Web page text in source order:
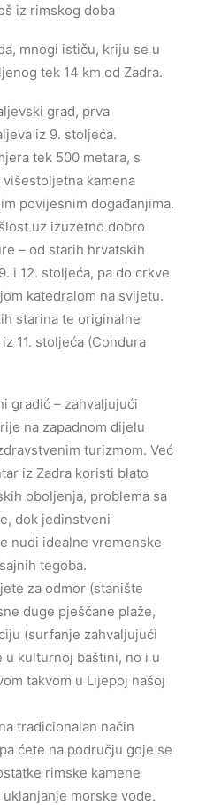
iz rimskog doba
mnogi ističu, kriju se u
tek 14 km od Zadra.
grad, prva
iz 9. stoljeća.
tek 500 metara, s
kamena
povijesnim događanjima.
uz izuzetno dobro
– od starih hrvatskih
i 12. stoljeća, pa do crkve
katedralom na svijetu.
starina te originalne
11. stoljeća (Condura
gradić – zahvaljujući
na zapadnom dijelu
turizmom. Već
iz Zadra koristi blato
oboljenja, problema sa
dok jedinstveni
nudi idealne vremenske
tegoba.
za odmor (stanište
duge pješčane plaže,
(surfanje zahvaljujući
u kulturnoj baštini, no i u
takvom u Lijepoj našoj
tradicionalan način
ćete na području gdje se
rimske kamene
morske vode.